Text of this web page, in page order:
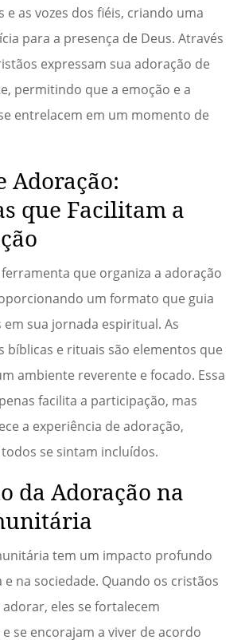
e as vozes dos fiéis, criando uma
para a presença de Deus. Através
expressam sua adoração de
permitindo que a emoção e a
entrelacem em um momento de
Adoração:
que Facilitam a
que organiza a adoração
um formato que guia
sua jornada espiritual. As
bíblicas e rituais são elementos que
ambiente reverente e focado. Essa
facilita a participação, mas
a experiência de adoração,
se sintam incluídos.
da Adoração na
tem um impacto profundo
e na sociedade. Quando os cristãos
eles se fortalecem
se encorajam a viver de acordo